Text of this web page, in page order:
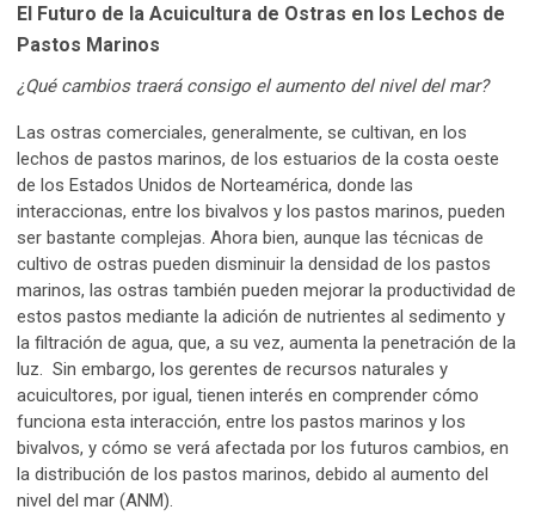
El Futuro de la Acuicultura de Ostras en los Lechos de
Pastos Marinos
¿Qué cambios traerá consigo el aumento del nivel del mar?
Las ostras comerciales, generalmente, se cultivan, en los
lechos de pastos marinos, de los estuarios de la costa oeste
de los Estados Unidos de Norteamérica, donde las
interaccionas, entre los bivalvos y los pastos marinos, pueden
ser bastante complejas. Ahora bien, aunque las técnicas de
cultivo de ostras pueden disminuir la densidad de los pastos
marinos, las ostras también pueden mejorar la productividad de
estos pastos mediante la adición de nutrientes al sedimento y
la filtración de agua, que, a su vez, aumenta la penetración de la
luz. Sin embargo, los gerentes de recursos naturales y
acuicultores, por igual, tienen interés en comprender cómo
funciona esta interacción, entre los pastos marinos y los
bivalvos, y cómo se verá afectada por los futuros cambios, en
la distribución de los pastos marinos, debido al aumento del
nivel del mar (ANM).